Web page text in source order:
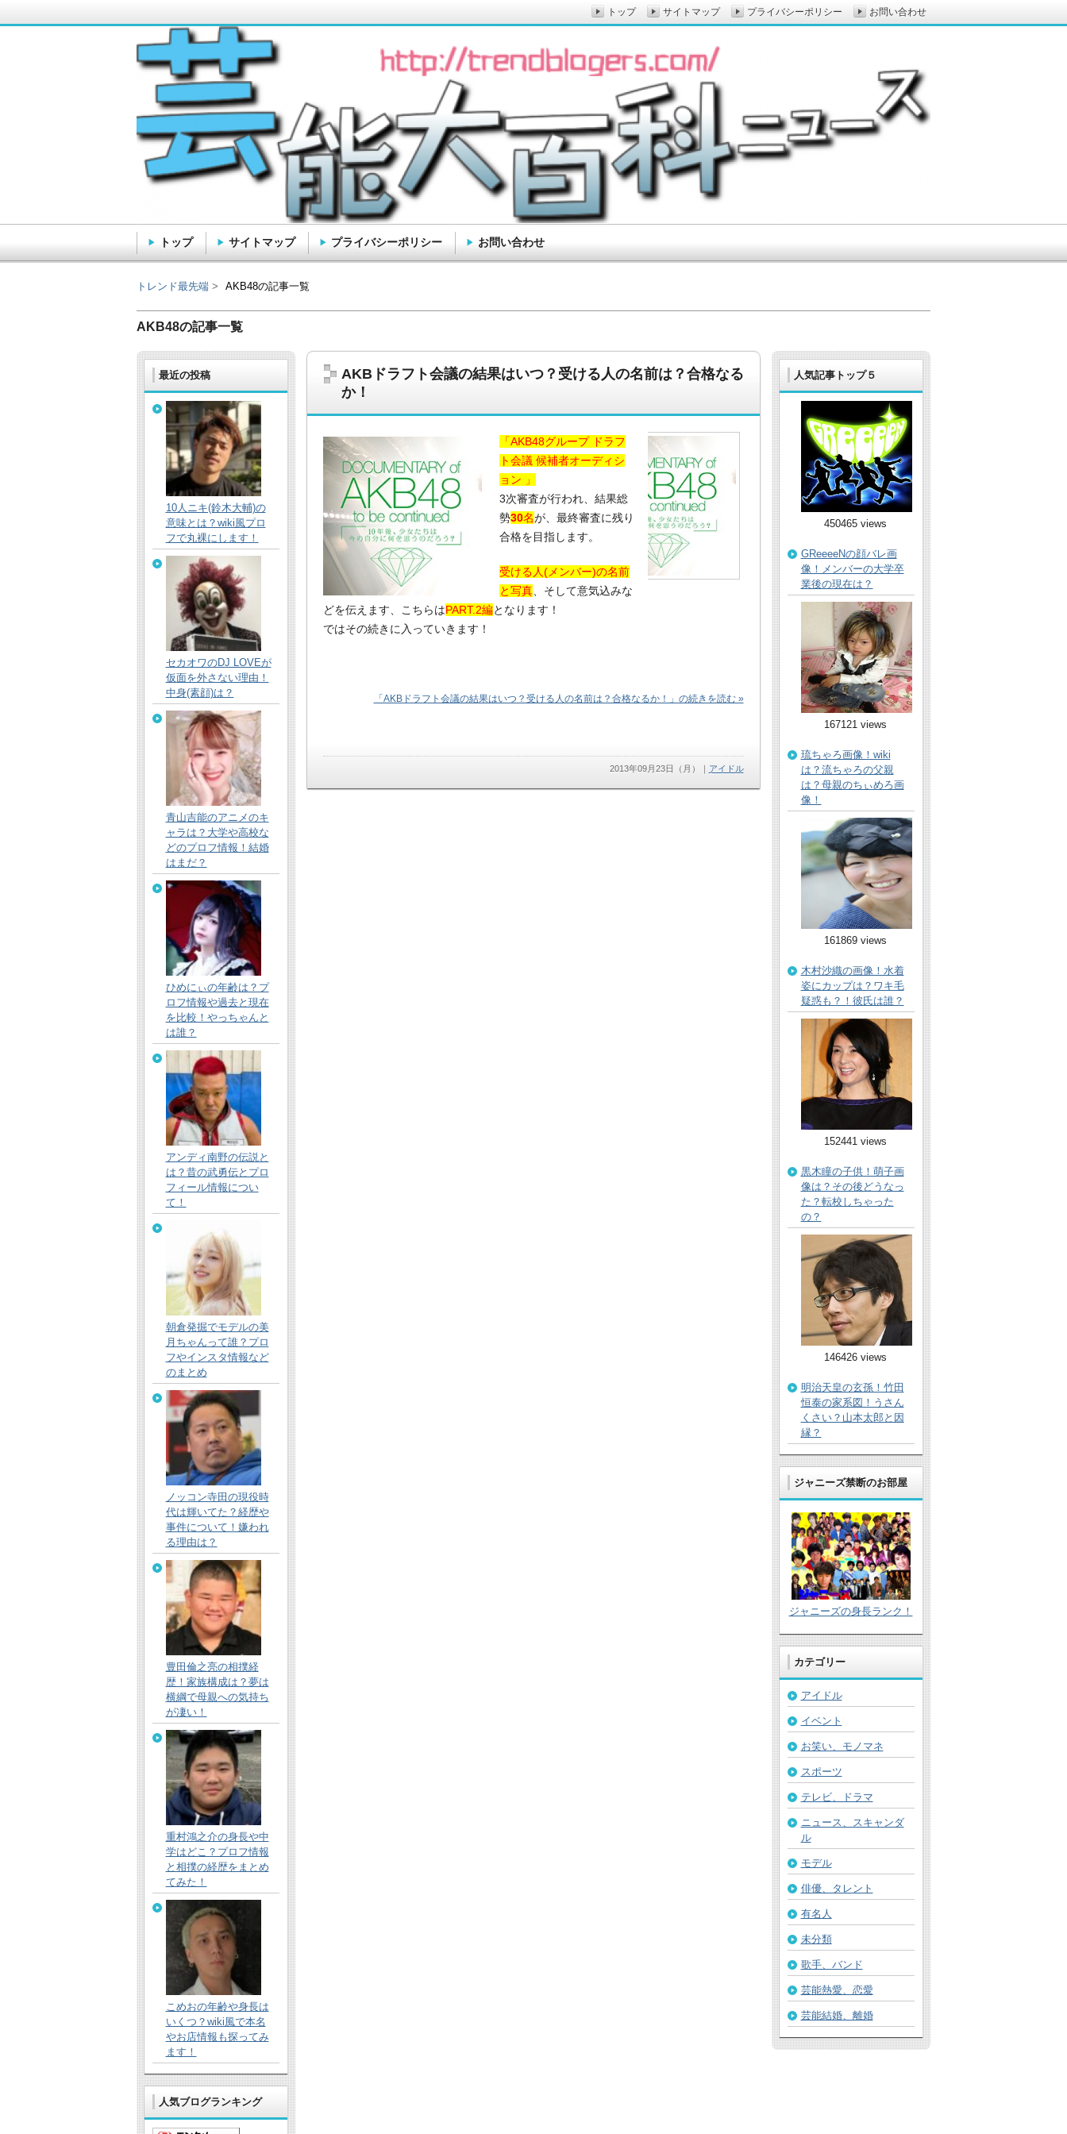
AKB48の記事一覧
AKBドラフト会議の結果はいつ？受ける人の名前は？合格なる
か！
「AKB48グループ ドラフ
ト会議 候補者オーディシ
ョン 」
3次審査が行われ、結果総
勢30名が、最終審査に残り
合格を目指します。
受ける人(メンバー)の名前
と写真 、そして意気込みな
どを伝えます、こちらはPART.2編となります！
ではその続きに入っていきます！
「AKBドラフト会議の結果はいつ？受ける人の名前は？合格なるか！」の続きを読む »
2013年09月23日（月） ｜ アイドル
最近の投稿
10人ニキ(鈴木大輔)の
意味とは？wiki風プロ
フで丸裸にします！
セカオワのDJ LOVEが
仮面を外さない理由！
中身(素顔)は？
青山吉能のアニメのキ
ャラは？大学や高校な
どのプロフ情報！結婚
はまだ？
ひめにぃの年齢は？プ
ロフ情報や過去と現在
を比較！やっちゃんと
は誰？
アンディ南野の伝説と
は？昔の武勇伝とプロ
フィール情報につい
て！
朝倉発掘でモデルの美
月ちゃんって誰？プロ
フやインスタ情報など
のまとめ
ノッコン寺田の現役時
代は輝いてた？経歴や
事件について！嫌われ
る理由は？
豊田倫之亮の相撲経
歴！家族構成は？夢は
横綱で母親への気持ち
が凄い！
重村鴻之介の身長や中
学はどこ？プロフ情報
と相撲の経歴をまとめ
てみた！
こめおの年齢や身長は
いくつ？wiki風で本名
やお店情報も探ってみ
ます！
人気ブログランキング
人気記事トップ５
450465 views
GReeeeNの顔バレ画
像！メンバーの大学卒
業後の現在は？
167121 views
琉ちゃろ画像！wiki
は？流ちゃろの父親
は？母親のちぃめろ画
像！
161869 views
木村沙織の画像！水着
姿にカップは？ワキ毛
疑惑も？！彼氏は誰？
152441 views
黒木瞳の子供！萌子画
像は？その後どうなっ
た？転校しちゃった
の？
146426 views
明治天皇の玄孫！竹田
恒泰の家系図！うさん
くさい？山本太郎と因
縁？
ジャニーズ禁断のお部屋
ジャニーズの身長ランク！
カテゴリー
アイドル
イベント
お笑い、モノマネ
スポーツ
テレビ、ドラマ
ニュース、スキャンダ
ル
モデル
俳優、タレント
有名人
未分類
歌手、バンド
芸能熱愛、恋愛
芸能結婚、離婚
トレンド最先端 AKB48の記事一覧
トレンド最先端
芸能や最新のニュース、スポーツなどの情報を一挙公開
トップ サイトマップ プライバシーポリシー お問い合わせ
トップ サイトマップ プライバシーポリシー お問い合わせ